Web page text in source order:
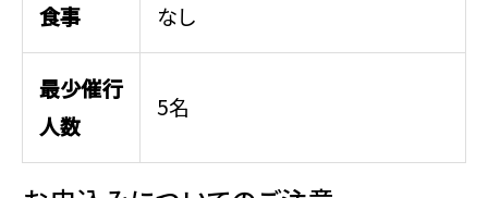
食事 なし
最少催行
人数
5名